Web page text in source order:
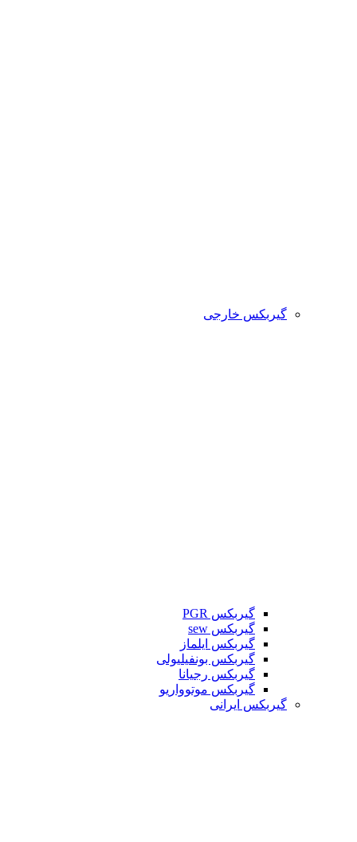
گیربکس خارجی
گیربکس PGR
گیربکس sew
گیربکس ایلماز
گیربکس بونفیلیولی
گیربکس رجیانا
گیربکس موتوواریو
گیربکس ایرانی